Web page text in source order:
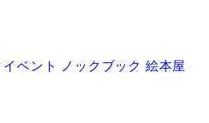
イベント ノックブック 絵本屋